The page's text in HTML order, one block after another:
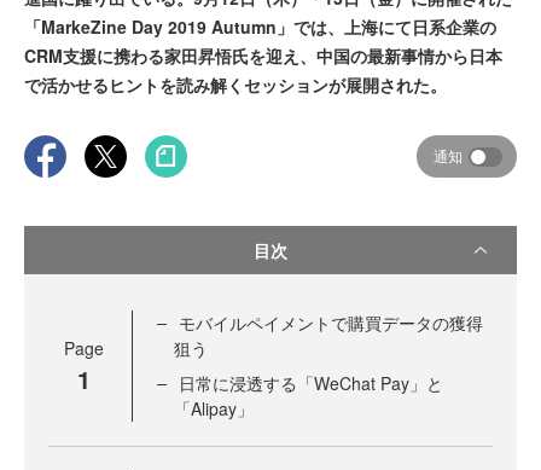
「MarkeZine Day 2019 Autumn」では、上海にて日系企業の
CRM支援に携わる家田昇悟氏を迎え、中国の最新事情から日本
で活かせるヒントを読み解くセッションが展開された。
通知
目次
Page
1
モバイルペイメントで購買データの獲得
狙う
日常に浸透する「WeChat Pay」と
「Alipay」